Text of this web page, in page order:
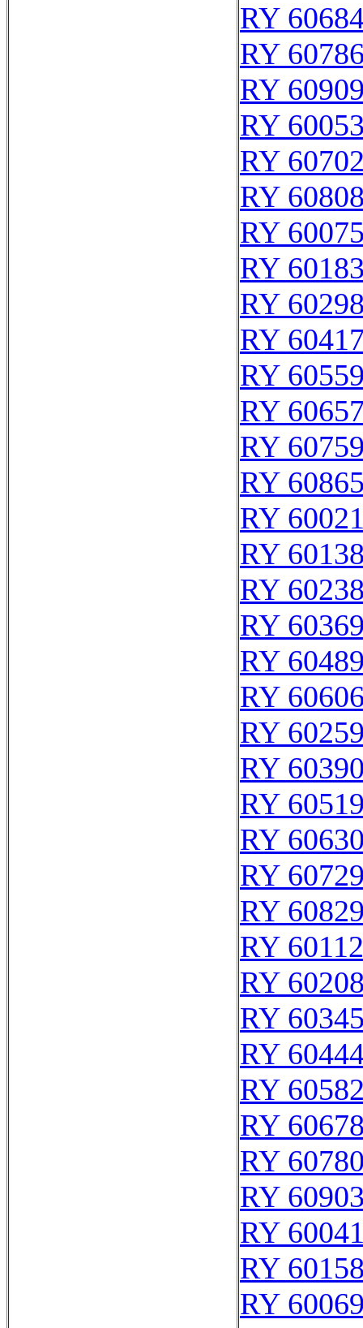
RY
RY
RY
RY
RY
RY
RY
RY
RY
RY
RY
RY
RY
RY
RY
RY
RY
RY
RY
RY
RY
RY
RY
RY
RY
RY
RY 60112
RY
RY
RY
RY
RY
RY
RY
RY
RY
RY